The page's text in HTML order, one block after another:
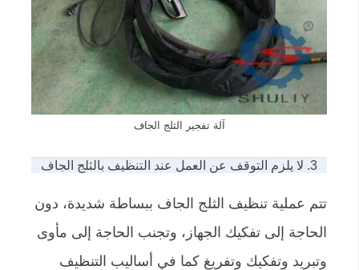
آلة تفجير الثلج الجاف
3. لا يلزم التوقف عن العمل عند التنظيف بالثلج الجاف
تتم عملية تنظيف الثلج الجاف ببساطة شديدة، دون
الحاجة إلى تفكيك الجهاز، وتجنب الحاجة إلى مأوى
وتبريد وتفكيك وتفريغ كما في أساليب التنظيف